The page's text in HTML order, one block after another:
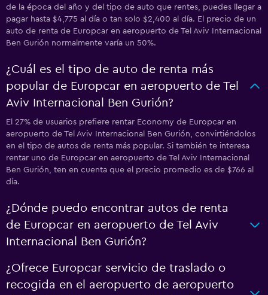
de la época del año y del tipo de auto que rentes, puedes llegar a
pagar hasta $4,775 al día o tan solo $2,400 al día. El precio de un
auto de renta de Europcar en aeropuerto de Tel Aviv Internacional
Ben Gurión normalmente varía un 50%.
¿Cuál es el tipo de auto de renta más
popular de Europcar en aeropuerto de Tel
Aviv Internacional Ben Gurión?
El 27% de usuarios prefiere rentar Economy de Europcar en
aeropuerto de Tel Aviv Internacional Ben Gurión, convirtiéndolos
en el tipo de autos de renta más popular. Si también te interesa
rentar uno de Europcar en aeropuerto de Tel Aviv Internacional
Ben Gurión, ten en cuenta que el precio promedio es de $766 al
día.
¿Dónde puedo encontrar autos de renta
de Europcar en aeropuerto de Tel Aviv
Internacional Ben Gurión?
¿Ofrece Europcar servicio de traslado o
recogida en el aeropuerto de aeropuerto